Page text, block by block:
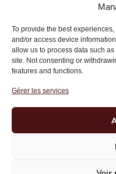
To provide the best
and/or access device
allow us to process data such
site. Not consenting or
features and functions.
Gérer les servicesInstitut
+33 (0)1 71